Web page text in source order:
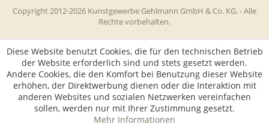
Copyright 2012-2026 Kunstgewerbe Gehlmann GmbH & Co. KG. - Alle
Rechte vorbehalten.
Diese Website benutzt Cookies, die für den technischen Betrieb
der Website erforderlich sind und stets gesetzt werden.
Andere Cookies, die den Komfort bei Benutzung dieser Website
erhöhen, der Direktwerbung dienen oder die Interaktion mit
anderen Websites und sozialen Netzwerken vereinfachen
sollen, werden nur mit Ihrer Zustimmung gesetzt.
Mehr Informationen